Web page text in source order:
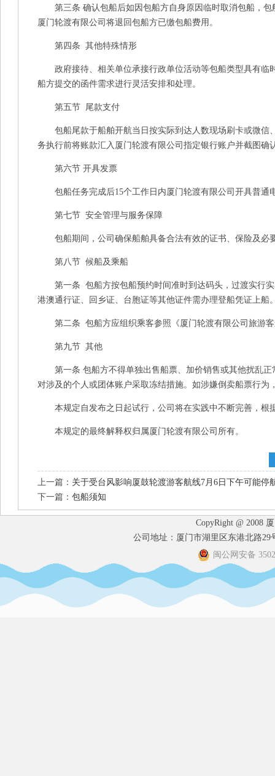
第三条 确认包船后如因包船方自身原因临时取消包船，包
厦门轮渡有限公司将退回包船方已缴包船费用。
第四条 其他特殊情形
政府接待、相关单位承接行政单位活动等包船类型具有临
船方提交的函件需求进行灵活安排和处理。
第五节 尾款支付
包船尾款于船舶开航当日按实际到达人数现场刷卡或微信
务执行前将账款汇入厦门轮渡有限公司指定银行账户并截图确
第六节 开具发票
包船任务完成后15个工作日内厦门轮渡有限公司开具普通
第七节 安全管理与服务保障
包船期间，公司确保船舶具备合法有效的证书、保险及必
第八节 候船及乘船
第一条 包船方按包船预约时间准时到达码头，过渡实行实
港澳通行证、回乡证、台胞证等其他证件需办理登船凭证上船
第二条 包船方应组织乘客参照《厦门轮渡有限公司旅游客
第九节 其他
第一条 包船方不得单独出售船票、加价销售或其他扰乱正
对涉及的个人或团体账户采取冻结措施。如涉嫌倒卖船票行
本规定自发布之日起试行，公司将在实践中不断完善，根
本规定的最终解释权归属厦门轮渡有限公司所有。
上一篇： 关于受台风影响厦鼓轮渡游客航线7月6日下午可能停
下一篇： 包船须知
CopyRight @ 2008
公司地址：厦门市湖里区东港北路29
闽公网安备